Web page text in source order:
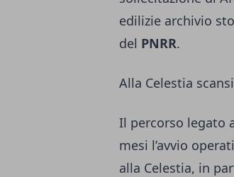
edilizie archivio
del PNRR.
Alla Celestia
Il percorso legato
mesi l’avvio
alla Celestia, in